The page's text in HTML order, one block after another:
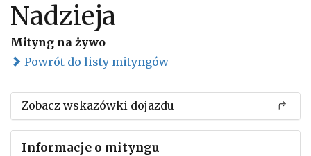
Nadzieja
Mityng na żywo
Powrót do listy mityngów
Zobacz wskazówki dojazdu
Informacje o mityngu